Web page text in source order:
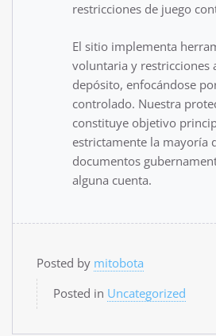
restricciones de juego
El sitio implementa
voluntaria y restricciones
depósito, enfocándose
controlado. Nuestra
constituye objetivo
estrictamente la mayoría
documentos
alguna cuenta.
Posted by mitobota
Posted in Uncategorized